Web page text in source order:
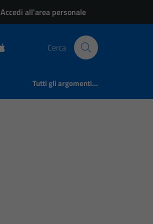
Accedi all'area personale
Cerca
Tutti gli argomenti...